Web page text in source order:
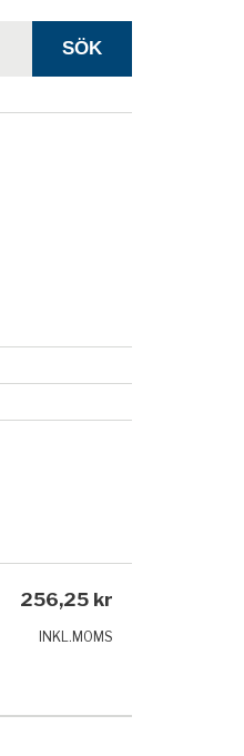
256,25 kr
INKL.MOMS